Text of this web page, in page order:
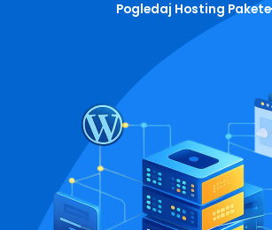
Pogledaj Hosting Pakete